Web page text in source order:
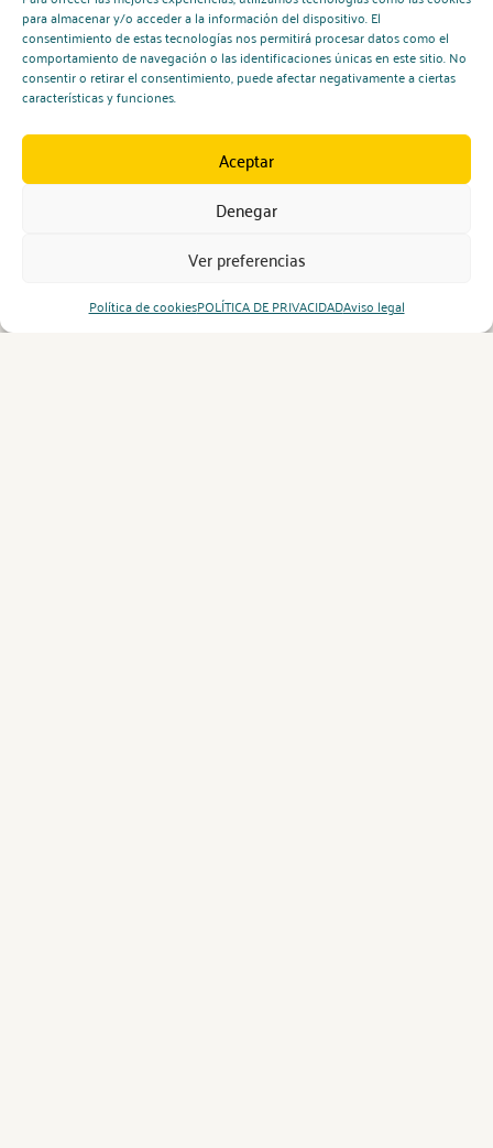
para almacenar y/o acceder a la información del dispositivo. El
consentimiento de estas tecnologías nos permitirá procesar datos como el
comportamiento de navegación o las identificaciones únicas en este sitio. No
consentir o retirar el consentimiento, puede afectar negativamente a ciertas
características y funciones.
Aceptar
Denegar
Ver preferencias
Política de cookiesPOLÍTICA DE PRIVACIDADAviso legal